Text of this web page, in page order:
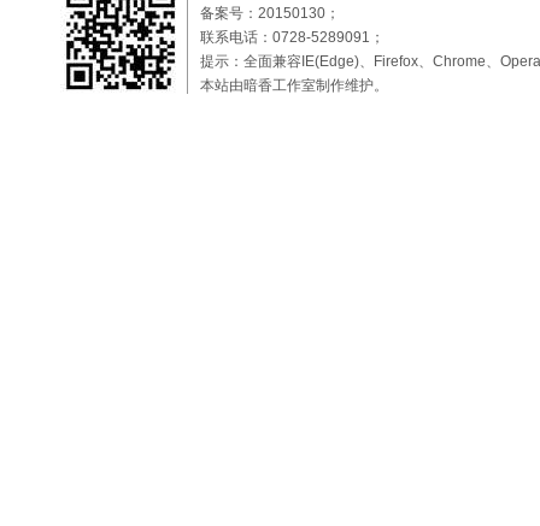
备案号： 20150130；
联系电话：0728-5289091；
提示：全面兼容IE(Edge)、Firefox、Chrome、
本站由暗香工作室制作维护。